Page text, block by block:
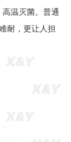
温灭菌。普通
耐，更让人担